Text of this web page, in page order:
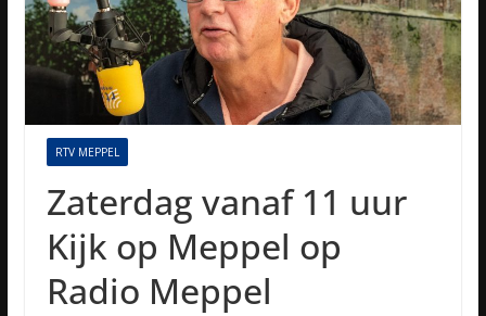
RTV MEPPEL
Zaterdag vanaf 11 uur
Kijk op Meppel op
Radio Meppel